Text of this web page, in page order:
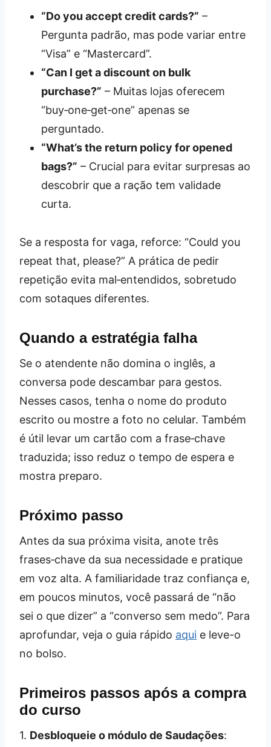
“Do you accept credit cards?” –
Pergunta padrão, mas pode variar entre
“Visa” e “Mastercard”.
“Can I get a discount on bulk
purchase?” – Muitas lojas oferecem
“buy‑one‑get‑one” apenas se
perguntado.
“What’s the return policy for opened
bags?” – Crucial para evitar surpresas ao
descobrir que a ração tem validade
curta.
Se a resposta for vaga, reforce: “Could you
repeat that, please?” A prática de pedir
repetição evita mal‑entendidos, sobretudo
com sotaques diferentes.
Quando a estratégia falha
Se o atendente não domina o inglês, a
conversa pode descambar para gestos.
Nesses casos, tenha o nome do produto
escrito ou mostre a foto no celular. Também
é útil levar um cartão com a frase‑chave
traduzida; isso reduz o tempo de espera e
mostra preparo.
Próximo passo
Antes da sua próxima visita, anote três
frases‑chave da sua necessidade e pratique
em voz alta. A familiaridade traz confiança e,
em poucos minutos, você passará de “não
sei o que dizer” a “converso sem medo”. Para
aprofundar, veja o guia rápido aqui e leve-o
no bolso.
Primeiros passos após a compra
do curso
1. Desbloqueie o módulo de Saudações: